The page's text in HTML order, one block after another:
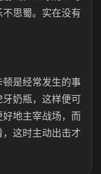
思蜀。实在没有
是经常发生的事
奶瓶，这样便可
地主宰战场，而
这时主动出击才